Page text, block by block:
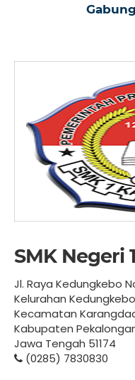
SMK Negeri
Jl. Raya Kedungkebo
Kelurahan Kedungkebo
Kecamatan
Kabupaten
Jawa Tengah 51174
(0285) 7830830